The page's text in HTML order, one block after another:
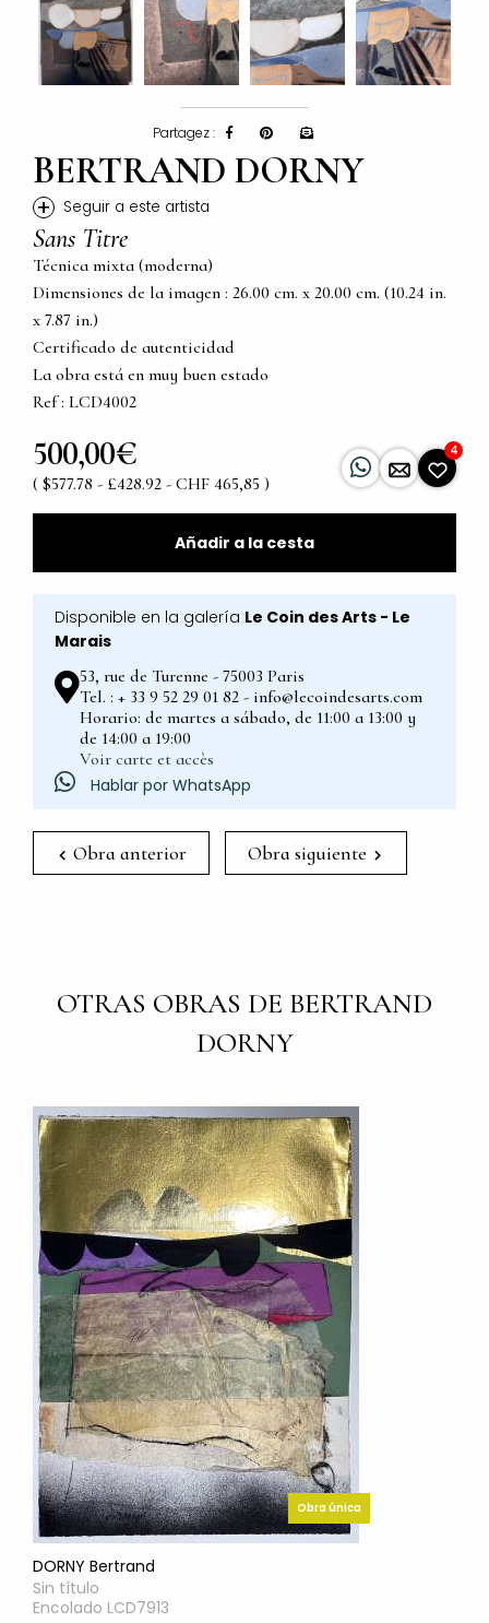
Partagez :
BERTRAND DORNY
+ Seguir a este artista
Sans Titre
Técnica mixta (moderna)
Dimensiones de la imagen : 26.00 cm. x 20.00 cm. (10.24 in.
x 7.87 in.)
Certificado de autenticidad
La obra está en muy buen estado
Ref : LCD4002
500,00€
( $577.78 - £428.92 - CHF 465,85 )
4
Añadir a la cesta
Disponible en la galería Le Coin des Arts - Le
Marais
53, rue de Turenne - 75003 Paris
Tel. : + 33 9 52 29 01 82 - info@lecoindesarts.com
Horario: de martes a sábado, de 11:00 a 13:00 y
de 14:00 a 19:00
Voir carte et accès
Hablar por WhatsApp
Obra anterior Obra siguiente
OTRAS OBRAS DE BERTRAND
DORNY
Obra única
DORNY Bertrand
Sin título
Encolado LCD7913